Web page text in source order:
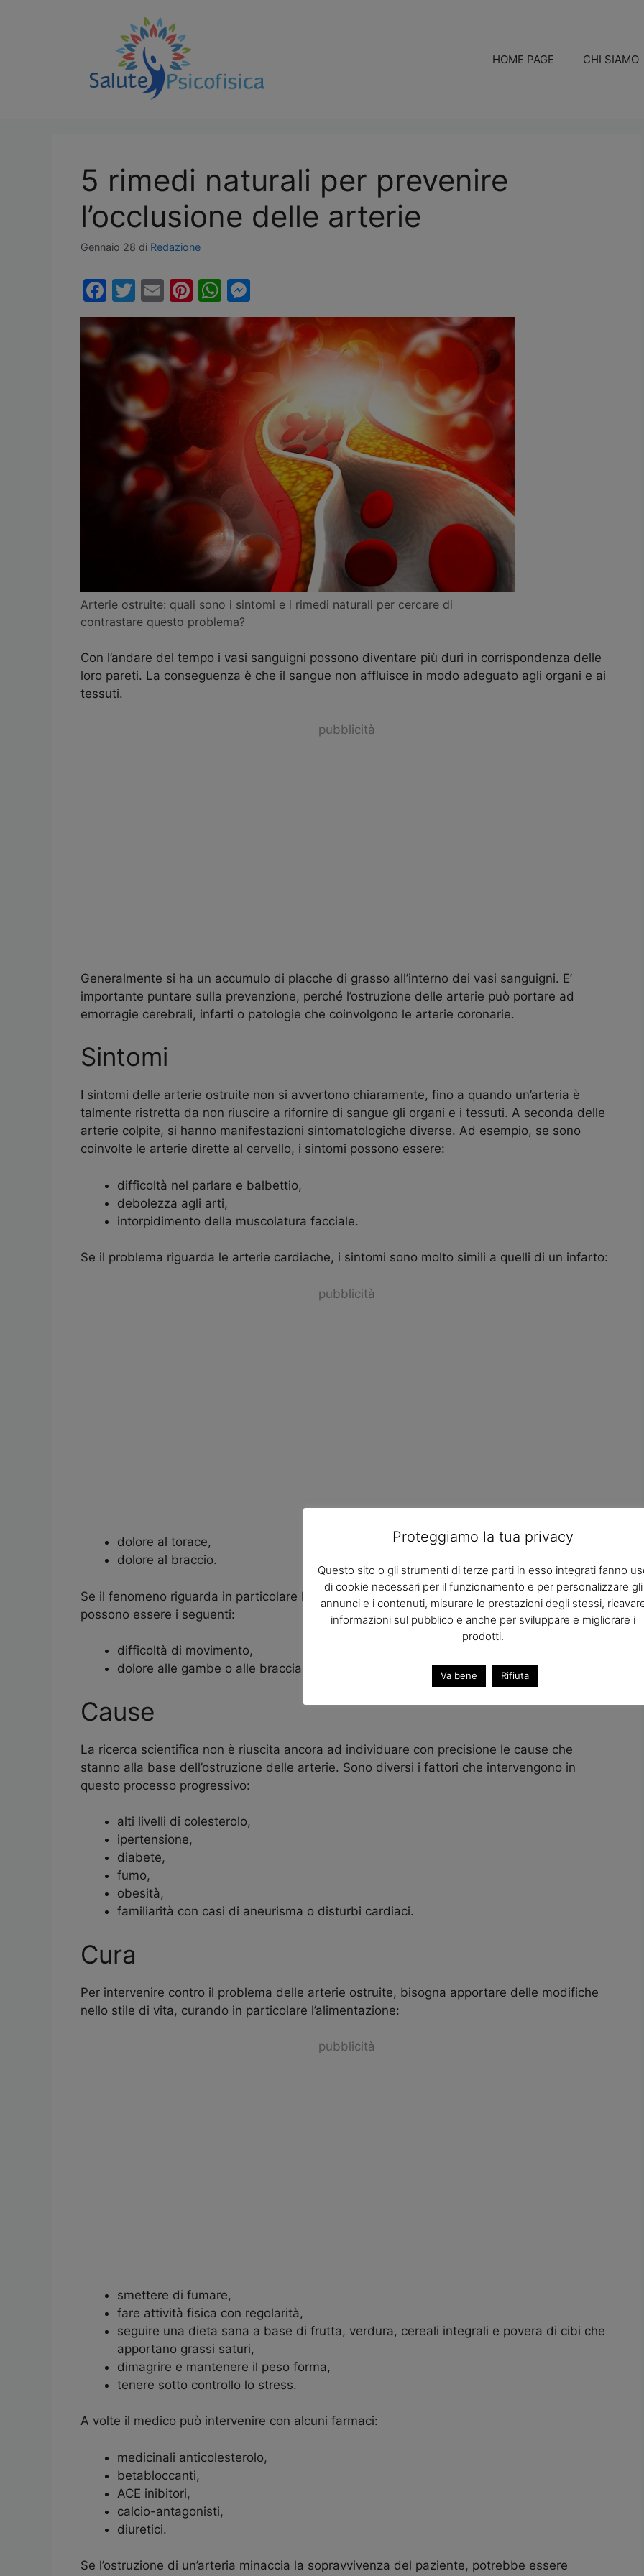
HOME PAGE CHI SIAMO
5 rimedi naturali per prevenire
l’occlusione delle arterie
Gennaio 28 di Redazione
F
a
c
e
b
o
k
T
w
itt
er
E
m
ai
l
Pi
nt
er
e
st
W
h
at
s
A
e
s
s
e
n
g
er
Arterie ostruite: quali sono i sintomi e i rimedi naturali per cercare di
contrastare questo problema?
Con l’andare del tempo i vasi sanguigni possono diventare più duri in corrispondenza delle
loro pareti. La conseguenza è che il sangue non affluisce in modo adeguato agli organi e ai
tessuti.
pubblicità
Generalmente si ha un accumulo di placche di grasso all’interno dei vasi sanguigni. E’
importante puntare sulla prevenzione, perché l’ostruzione delle arterie può portare ad
emorragie cerebrali, infarti o patologie che coinvolgono le arterie coronarie.
Sintomi
I sintomi delle arterie ostruite non si avvertono chiaramente, fino a quando un’arteria è
talmente ristretta da non riuscire a rifornire di sangue gli organi e i tessuti. A seconda delle
arterie colpite, si hanno manifestazioni sintomatologiche diverse. Ad esempio, se sono
coinvolte le arterie dirette al cervello, i sintomi possono essere:
difficoltà nel parlare e balbettio,
debolezza agli arti,
intorpidimento della muscolatura facciale.
Se il problema riguarda le arterie cardiache, i sintomi sono molto simili a quelli di un infarto:
pubblicità
dolore al torace,
dolore al braccio.
Se il fenomeno riguarda in particolare le arterie delle braccia e delle gambe, i sintomi
possono essere i seguenti:
difficoltà di movimento,
dolore alle gambe o alle braccia.
Cause
La ricerca scientifica non è riuscita ancora ad individuare con precisione le cause che
stanno alla base dell’ostruzione delle arterie. Sono diversi i fattori che intervengono in
questo processo progressivo:
alti livelli di colesterolo,
ipertensione,
diabete,
fumo,
obesità,
familiarità con casi di aneurisma o disturbi cardiaci.
Cura
Per intervenire contro il problema delle arterie ostruite, bisogna apportare delle modifiche
nello stile di vita, curando in particolare l’alimentazione:
pubblicità
smettere di fumare,
fare attività fisica con regolarità,
seguire una dieta sana a base di frutta, verdura, cereali integrali e povera di cibi che
apportano grassi saturi,
dimagrire e mantenere il peso forma,
tenere sotto controllo lo stress.
A volte il medico può intervenire con alcuni farmaci:
medicinali anticolesterolo,
betabloccanti,
ACE inibitori,
calcio-antagonisti,
diuretici.
Se l’ostruzione di un’arteria minaccia la sopravvivenza del paziente, potrebbe essere
Proteggiamo la tua privacy
Questo sito o gli strumenti di terze parti in esso integrati fanno
di cookie necessari per il funzionamento e per personalizzare gli
annunci e i contenuti, misurare le prestazioni degli stessi,
informazioni sul pubblico e anche per sviluppare e migliorare i
prodotti.
Va bene Rifiuta